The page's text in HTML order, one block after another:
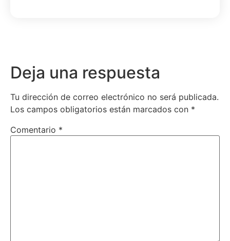
Deja una respuesta
Tu dirección de correo electrónico no será publicada.
Los campos obligatorios están marcados con *
Comentario *